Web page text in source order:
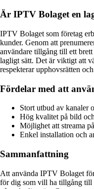
Är IPTV Bolaget en
IPTV Bolaget som företag
kunder. Genom att
användare tillgång till ett
lagligt sätt. Det är viktigt att
respekterar upphovsrätten
Fördelar med att
Stort utbud av kanaler
Hög kvalitet på bild
Möjlighet att streama
Enkel installation och
Sammanfattning
Att använda IPTV Bolaget
för dig som vill ha tillgång till